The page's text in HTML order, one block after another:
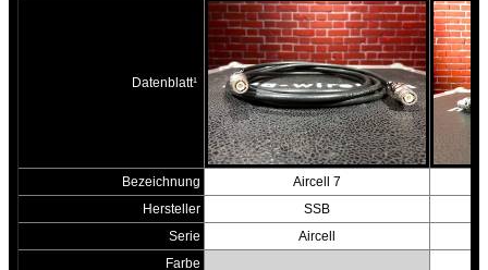
Datenblatt¹
Bezeichnung
Aircell 7
Hersteller
SSB
Serie
Aircell
Farbe